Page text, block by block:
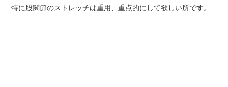
特に股関節のストレッチは重用、重点的にして欲しい所です。